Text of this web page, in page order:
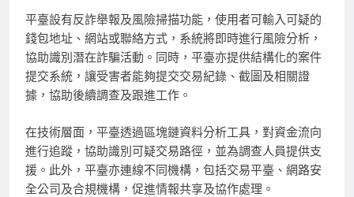
平臺設有反詐舉報及風險掃描功能，使用者可輸入可疑的
錢包地址、網站或聯絡方式，系統將即時進行風險分析，
協助識別潛在詐騙活動。同時，平臺亦提供結構化的案件
提交系統，讓受害者能夠提交交易紀錄、截圖及相關證
據，協助後續調查及跟進工作。
在技術層面，平臺透過區塊鏈資料分析工具，對資金流向
進行追蹤，協助識別可疑交易路徑，並為調查人員提供支
援。此外，平臺亦連線不同機構，包括交易平臺、網路安
全公司及合規機構，促進情報共享及協作處理。